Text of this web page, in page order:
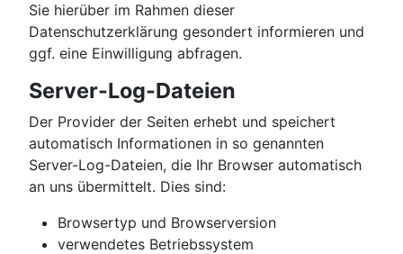
Sie hierüber im Rahmen dieser
Datenschutzerklärung gesondert informieren und
ggf. eine Einwilligung abfragen.
Server-Log-Dateien
Der Provider der Seiten erhebt und speichert
automatisch Informationen in so genannten
Server-Log-Dateien, die Ihr Browser automatisch
an uns übermittelt. Dies sind:
Browsertyp und Browserversion
verwendetes Betriebssystem